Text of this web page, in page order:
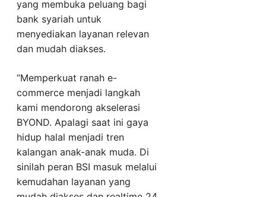
yang membuka peluang bagi
bank syariah untuk
menyediakan layanan relevan
dan mudah diakses.
“Memperkuat ranah e-
commerce menjadi langkah
kami mendorong akselerasi
BYOND. Apalagi saat ini gaya
hidup halal menjadi tren
kalangan anak-anak muda. Di
sinilah peran BSI masuk melalui
kemudahan layanan yang